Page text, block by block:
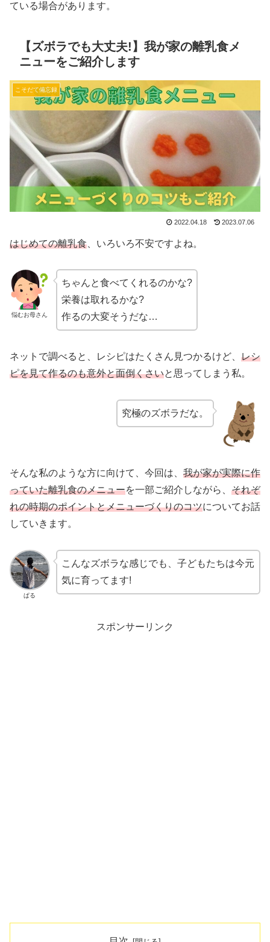
ている場合があります。
【ズボラでも大丈夫!】我が家の離乳食メ
ニューをご紹介します
こそだて備忘録
2022.04.18 2023.07.06
はじめての離乳食 、いろいろ不安ですよね。
悩むお母さん
ちゃんと食べてくれるのかな?
栄養は取れるかな?
作るの大変そうだな…
ネットで調べると、レシピはたくさん見つかるけど、 レシ
ピを見て作るのも意外と面倒くさいと思ってしまう私。
究極のズボラだな。
そんな私のような方に向けて、今回は、 我が家が実際に作
っていた離乳食のメニューを一部ご紹介しながら、 それぞ
れの時期のポイントとメニューづくりのコツについてお話
していきます。
ぱる
こんなズボラな感じでも、子どもたちは今元
気に育ってます!
スポンサーリンク